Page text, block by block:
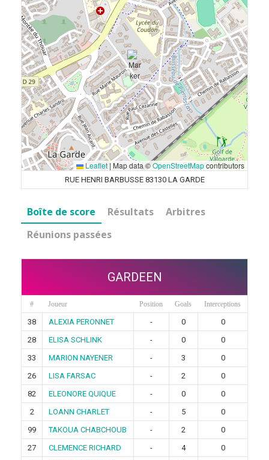
Leaflet|Map data ©OpenStreetMapcontributors
RUE HENRI BARBUSSE 83130 LA GARDE
Boîte de score Résultats
Arbitres
Réunions passées
GARDEEN
# Joueur Position Goals Interceptions
38 ALEXIA PERONNET - 0
0
28
ELISA SCHLINK - 0
0
33
MARION NAYENER - 3
0
26
LISA FARSAC - 2
0
82
ELEONORE QUIQUE - 0
0
2
LOANN CHARLET - 5
0
99
TAKOUA CHABCHOUB - 2
0
27
CLEMENCE RICHARD - 4
0